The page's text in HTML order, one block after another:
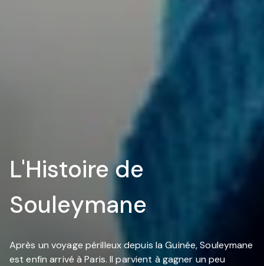
L'Histoire de
Souleymane
Après un voyage périlleux depuis la Guinée, Souleymane
est enfin arrivé à Paris. Il parvient à gagner un peu